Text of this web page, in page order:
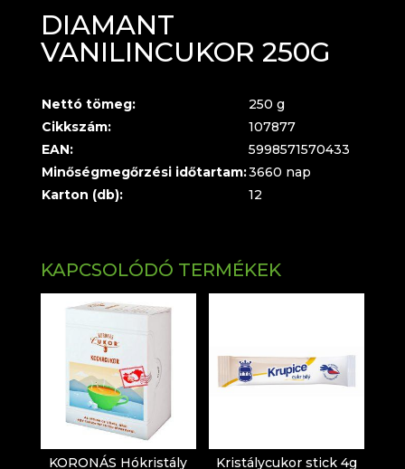
DIAMANT
VANILINCUKOR 250G
Nettó tömeg:
250 g
Cikkszám:
107877
EAN:
5998571570433
Minőségmegőrzési időtartam:3660 nap
Karton (db):
12
KAPCSOLÓDÓ TERMÉKEK
KORONÁS Hókristály
Kristálycukor stick 4g